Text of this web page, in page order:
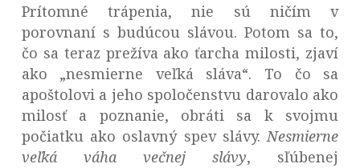
Prítomné trápenia, nie sú ničím v
porovnaní s budúcou slávou. Potom sa to,
čo sa teraz prežíva ako ťarcha milosti, zjaví
ako „nesmierne veľká sláva“. To čo sa
apoštolovi a jeho spoločenstvu darovalo ako
milosť a poznanie, obráti sa k svojmu
počiatku ako oslavný spev slávy.Nesmierne
veľká váha več­nej slávy, sľúbenej